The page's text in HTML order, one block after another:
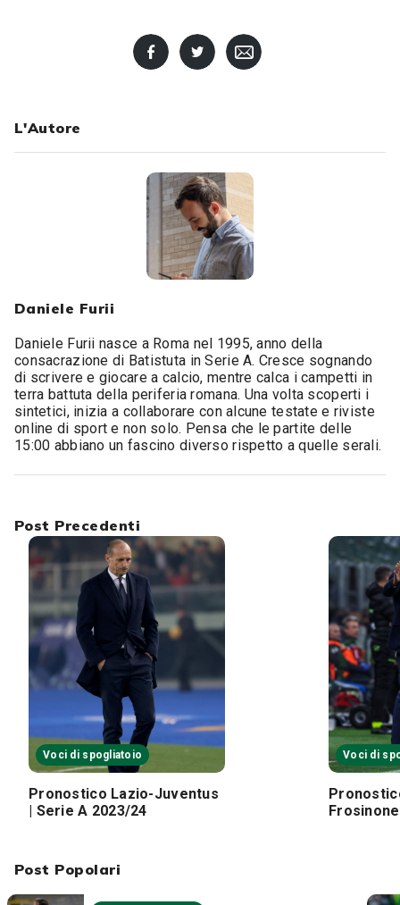
L'Autore
Daniele Furii
Daniele Furii nasce a Roma nel 1995, anno della
consacrazione di Batistuta in Serie A. Cresce sognando
di scrivere e giocare a calcio, mentre calca i campetti in
terra battuta della periferia romana. Una volta scoperti i
sintetici, inizia a collaborare con alcune testate e riviste
online di sport e non solo. Pensa che le partite delle
15:00 abbiano un fascino diverso rispetto a quelle serali.
Post Popolari
Post Precedenti
Voci di spogliatoio
Pronostico Lazio-Juventus
| Serie A 2023/24
Voci di